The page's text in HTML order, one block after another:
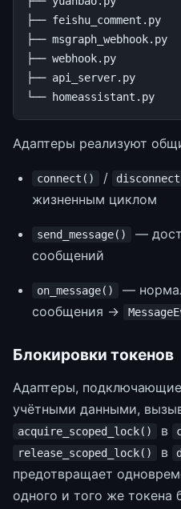
├── feishu_comment.py
├──
├── webhook.py
├── api_server.py
Адаптеры реализуют
connect() /
жизненным циклом
send_message()
—
сообщений
on_message()
—
сообщения →
Блокировки токенов
Адаптеры,
учётными данными,
acquire_scoped_lock() в
release_scoped_lock() в
предотвращает
одного и того же токена